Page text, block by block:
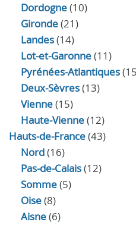
Dordogne(10)
Gironde(21)
Landes(14)
Lot-et-Garonne(11)
Pyrénées-Atlantiques
Deux-Sèvres(13)
Vienne(15)
Haute-Vienne(12)
Hauts-de-France(43)
Nord(16)
Pas-de-Calais(12)
Somme(5)
Oise(8)
Aisne(6)